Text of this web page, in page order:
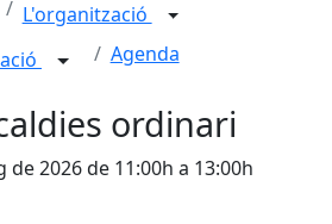
L'organització
Agenda
ordinari
de 2026 de 11:00h a 13:00h